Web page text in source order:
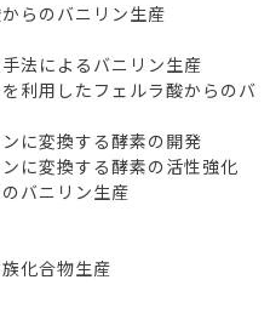
らのバニリン生産
法によるバニリン生産
利用したフェルラ酸からのバ
に変換する酵素の開発
に変換する酵素の活性強化
バニリン生産
化合物生産